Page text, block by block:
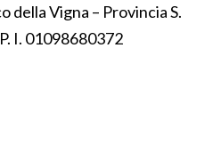
della Vigna – Provincia S.
I. 01098680372